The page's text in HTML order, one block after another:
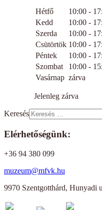
Hétfő
10:00 -
Kedd
10:00 -
Szerda
10:00 -
Csütörtök 10:00 -
Péntek
10:00 -
Szombat
10:00 -
Vasárnap zárva
Jelenleg zárva
Keresés
Elérhetőségünk:
+36 94 380 099
muzeum@mfvk.hu
9970 Szentgotthárd, Hunyadi